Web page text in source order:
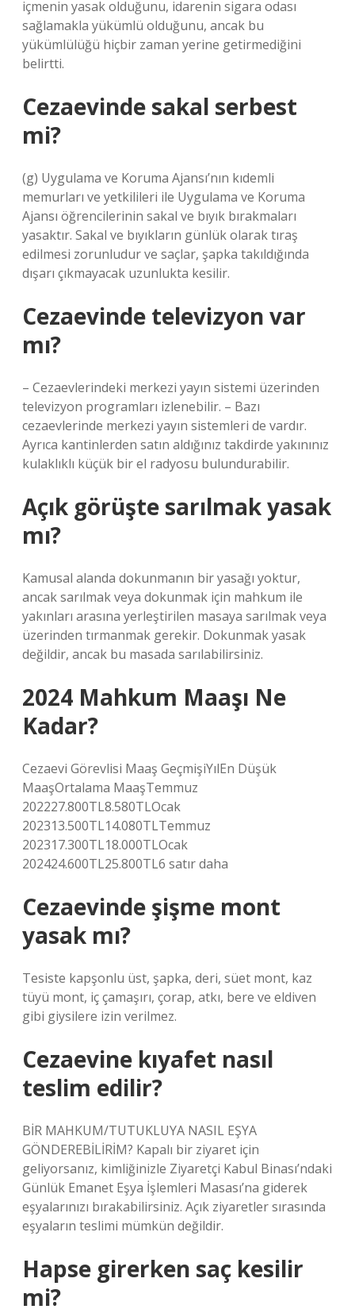
içmenin yasak olduğunu, idarenin sigara odası
sağlamakla yükümlü olduğunu, ancak bu
yükümlülüğü hiçbir zaman yerine getirmediğini
belirtti.
Cezaevinde sakal serbest
mi?
(g) Uygulama ve Koruma Ajansı’nın kıdemli
memurları ve yetkilileri ile Uygulama ve Koruma
Ajansı öğrencilerinin sakal ve bıyık bırakmaları
yasaktır. Sakal ve bıyıkların günlük olarak tıraş
edilmesi zorunludur ve saçlar, şapka takıldığında
dışarı çıkmayacak uzunlukta kesilir.
Cezaevinde televizyon var
mı?
– Cezaevlerindeki merkezi yayın sistemi üzerinden
televizyon programları izlenebilir. – Bazı
cezaevlerinde merkezi yayın sistemleri de vardır.
Ayrıca kantinlerden satın aldığınız takdirde yakınınız
kulaklıklı küçük bir el radyosu bulundurabilir.
Açık görüşte sarılmak yasak
mı?
Kamusal alanda dokunmanın bir yasağı yoktur,
ancak sarılmak veya dokunmak için mahkum ile
yakınları arasına yerleştirilen masaya sarılmak veya
üzerinden tırmanmak gerekir. Dokunmak yasak
değildir, ancak bu masada sarılabilirsiniz.
2024 Mahkum Maaşı Ne
Kadar?
Cezaevi Görevlisi Maaş GeçmişiYılEn Düşük
MaaşOrtalama MaaşTemmuz
202227.800TL8.580TLOcak
202313.500TL14.080TLTemmuz
202317.300TL18.000TLOcak
202424.600TL25.800TL6 satır daha
Cezaevinde şişme mont
yasak mı?
Tesiste kapşonlu üst, şapka, deri, süet mont, kaz
tüyü mont, iç çamaşırı, çorap, atkı, bere ve eldiven
gibi giysilere izin verilmez.
Cezaevine kıyafet nasıl
teslim edilir?
BİR MAHKUM/TUTUKLUYA NASIL EŞYA
GÖNDEREBİLİRİM? Kapalı bir ziyaret için
geliyorsanız, kimliğinizle Ziyaretçi Kabul Binası’ndaki
Günlük Emanet Eşya İşlemleri Masası’na giderek
eşyalarınızı bırakabilirsiniz. Açık ziyaretler sırasında
eşyaların teslimi mümkün değildir.
Hapse girerken saç kesilir
mi?